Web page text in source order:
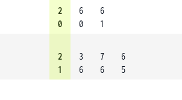
2
0
6
0
6
1
2
1
3
6
7
6
6
5